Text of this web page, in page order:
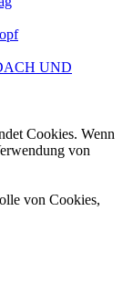
UND
Cookies. Wenn
von
von Cookies,